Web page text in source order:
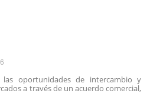
oportunidades de intercambio y
a través de un acuerdo comercial,